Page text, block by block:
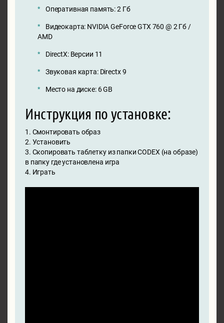
Оперативная память: 2 Гб
Видеокарта: NVIDIA GeForce GTX 760 @ 2 Гб /
AMD
DirectX: Версии 11
Звуковая карта: Directx 9
Место на диске: 6 GB
Инструкция по установке:
1. Смонтировать образ
2. Установить
3. Скопировать таблетку из папки CODEX (на образе)
в папку где установлена игра
4. Играть